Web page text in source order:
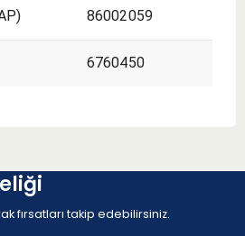
86002059
6760450
fırsatları takip edebilirsiniz.